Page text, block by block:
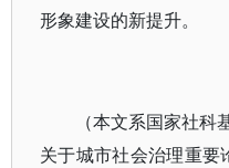
形象建设的新提升。
（本文系国家社
关于城市社会治理重要